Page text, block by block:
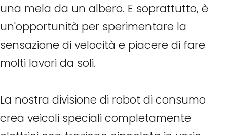
una mela da un albero. E soprattutto, è
un'opportunità per sperimentare la
sensazione di velocità e piacere di fare
molti lavori da soli.
La nostra divisione di robot di consumo
crea veicoli speciali completamente